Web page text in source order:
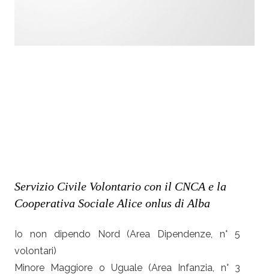
Servizio Civile Volontario con il CNCA e la
Cooperativa Sociale Alice onlus di Alba
Io non dipendo Nord (Area Dipendenze, n° 5
volontari)
Minore Maggiore o Uguale (Area Infanzia, n° 3